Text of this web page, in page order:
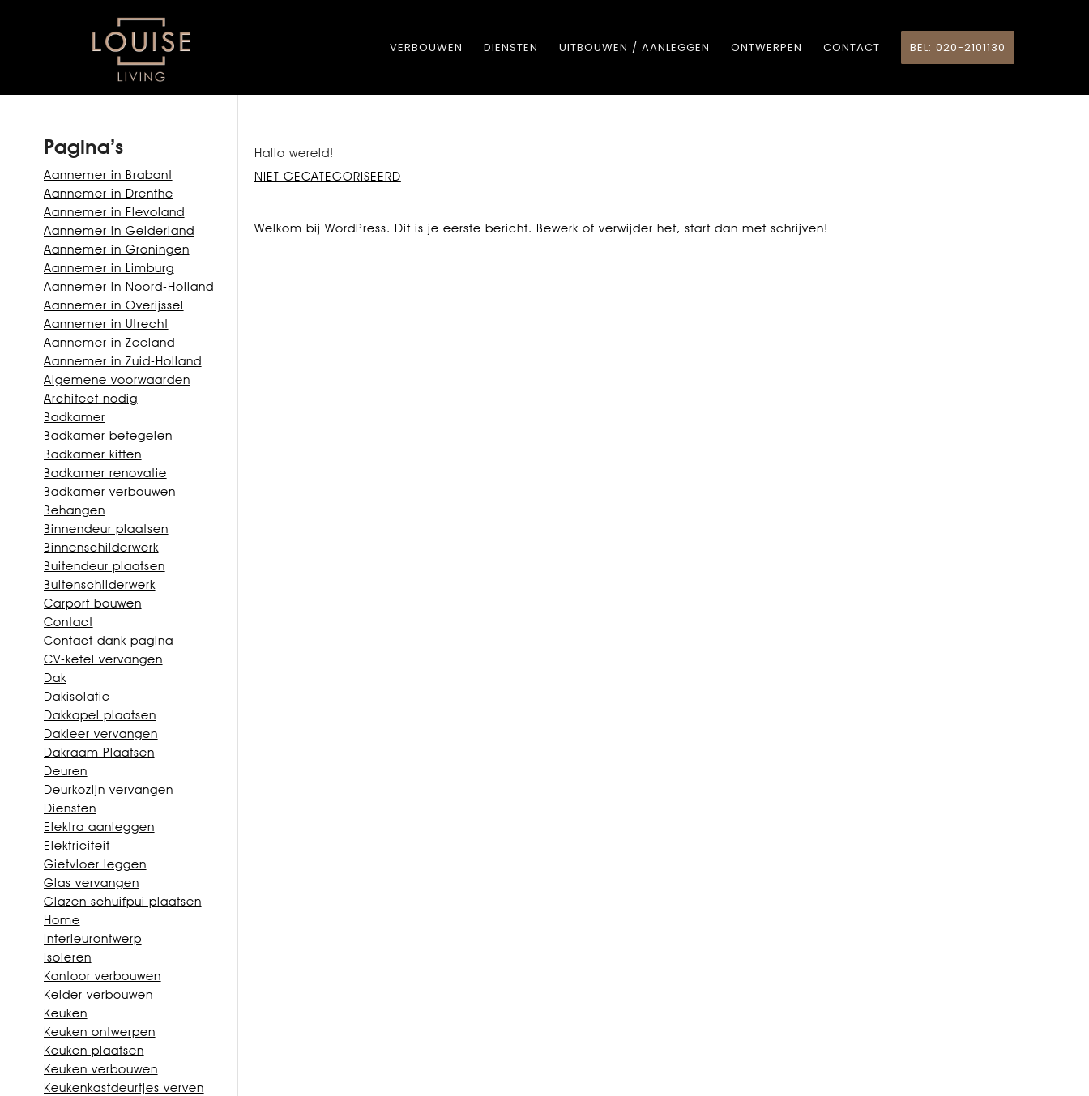
VERBOUWEN DIENSTEN UITBOUWEN / AANLEGGEN ONTWERPEN CONTACT BEL: 020-2101130
Hallo wereld!
NIET GECATEGORISEERD
Welkom bij WordPress. Dit is je eerste bericht. Bewerk of verwijder het, start dan met schrijven!
Pagina’s
Aannemer in Brabant
Aannemer in Drenthe
Aannemer in Flevoland
Aannemer in Gelderland
Aannemer in Groningen
Aannemer in Limburg
Aannemer in Noord-Holland
Aannemer in Overijssel
Aannemer in Utrecht
Aannemer in Zeeland
Aannemer in Zuid-Holland
Algemene voorwaarden
Architect nodig
Badkamer
Badkamer betegelen
Badkamer kitten
Badkamer renovatie
Badkamer verbouwen
Behangen
Binnendeur plaatsen
Binnenschilderwerk
Buitendeur plaatsen
Buitenschilderwerk
Carport bouwen
Contact
Contact dank pagina
CV-ketel vervangen
Dak
Dakisolatie
Dakkapel plaatsen
Dakleer vervangen
Dakraam Plaatsen
Deuren
Deurkozijn vervangen
Diensten
Elektra aanleggen
Elektriciteit
Gietvloer leggen
Glas vervangen
Glazen schuifpui plaatsen
Home
Interieurontwerp
Isoleren
Kantoor verbouwen
Kelder verbouwen
Keuken
Keuken ontwerpen
Keuken plaatsen
Keuken verbouwen
Keukenkastdeurtjes verven